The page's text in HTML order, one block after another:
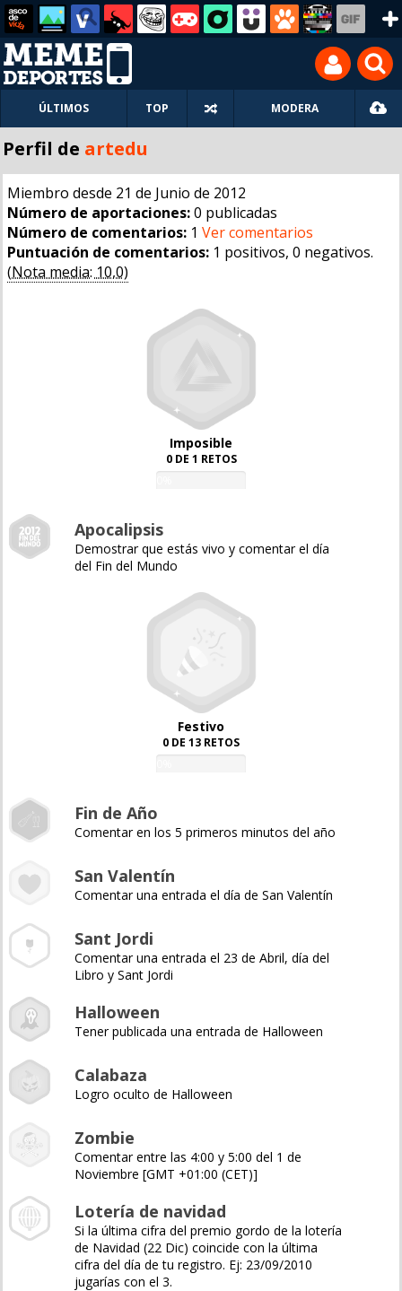
ÚLTIMOS TOP MODERA
Perfil de artedu
Miembro desde 21 de Junio de 2012
Número de aportaciones:0 publicadas
Número de comentarios: 1 Ver comentarios
Puntuación de comentarios: 1 positivos, 0 negativos.
(Nota media: 10,0)
Imposible
0 DE 1 RETOS
Apocalipsis
Demostrar que estás vivo y comentar el día
del Fin del Mundo
Festivo
0 DE 13 RETOS
Fin de Año
Comentar en los 5 primeros minutos del año
San Valentín
Comentar una entrada el día de San Valentín
Sant Jordi
Comentar una entrada el 23 de Abril, día del
Libro y Sant Jordi
Halloween
Tener publicada una entrada de Halloween
Calabaza
Logro oculto de Halloween
Zombie
Comentar entre las 4:00 y 5:00 del 1 de
Noviembre [GMT +01:00 (CET)]
Lotería de navidad
Si la última cifra del premio gordo de la lotería
de Navidad (22 Dic) coincide con la última
cifra del día de tu registro. Ej: 23/09/2010
jugarías con el 3.